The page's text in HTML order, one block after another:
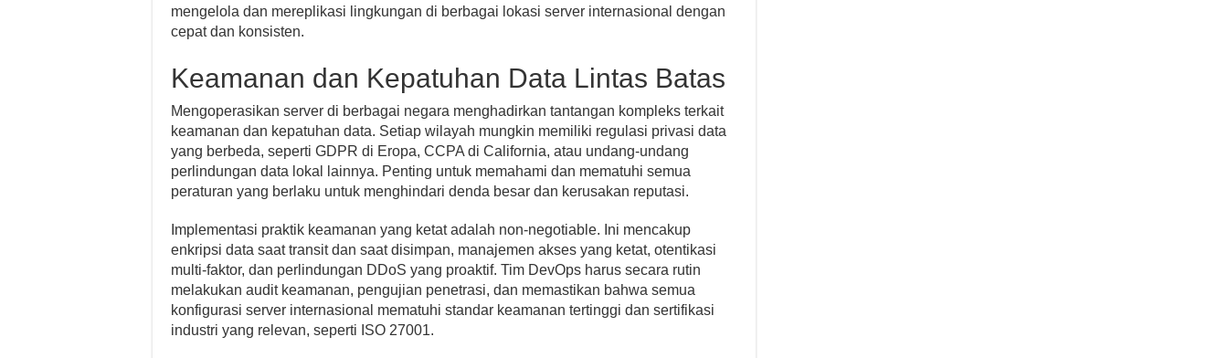
mengelola dan mereplikasi lingkungan di berbagai lokasi server internasional dengan
cepat dan konsisten.
Keamanan dan Kepatuhan Data Lintas Batas
Mengoperasikan server di berbagai negara menghadirkan tantangan kompleks terkait
keamanan dan kepatuhan data. Setiap wilayah mungkin memiliki regulasi privasi data
yang berbeda, seperti GDPR di Eropa, CCPA di California, atau undang-undang
perlindungan data lokal lainnya. Penting untuk memahami dan mematuhi semua
peraturan yang berlaku untuk menghindari denda besar dan kerusakan reputasi.
Implementasi praktik keamanan yang ketat adalah non-negotiable. Ini mencakup
enkripsi data saat transit dan saat disimpan, manajemen akses yang ketat, otentikasi
multi-faktor, dan perlindungan DDoS yang proaktif. Tim DevOps harus secara rutin
melakukan audit keamanan, pengujian penetrasi, dan memastikan bahwa semua
konfigurasi server internasional mematuhi standar keamanan tertinggi dan sertifikasi
industri yang relevan, seperti ISO 27001.